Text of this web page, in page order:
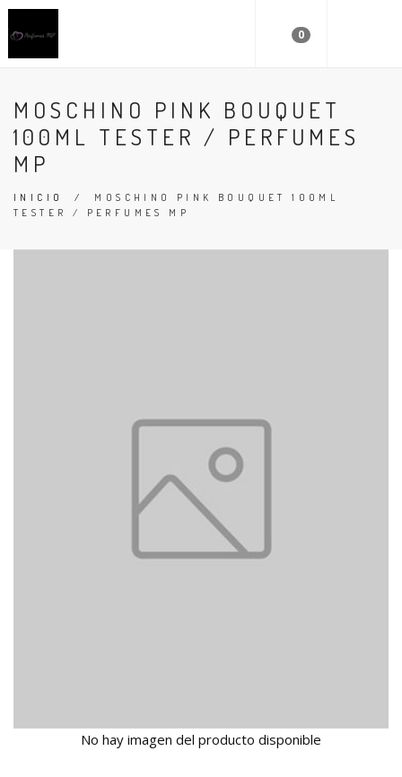
0
MOSCHINO PINK BOUQUET
100ML TESTER / PERFUMES
MP
INICIO / MOSCHINO PINK BOUQUET 100ML
TESTER / PERFUMES MP
No hay imagen del producto disponible